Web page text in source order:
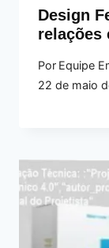
Design
relações
Por Equipe
22 de maio